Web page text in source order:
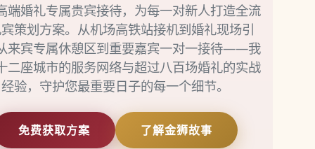
端婚礼专属贵宾接待，为每一对新人打造全流
策划方案。从机场高铁站接机到婚礼现场引
来宾专属休憩区到重要嘉宾一对一接待——我
二座城市的服务网络与超过八百场婚礼的实战
经验，守护您最重要日子的每一个细节。
免费获取方案 了解金狮故事